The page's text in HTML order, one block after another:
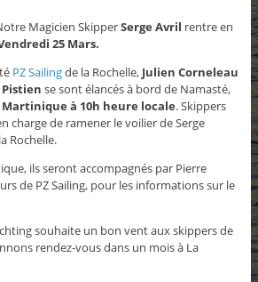
Magicien SkipperSerge Avril rentre en
25 Mars.
PZ Sailingde la Rochelle, Julien Corneleau
se sont élancés à bord de Namasté,
à 10h heure locale. Skippers
charge de ramener le voilier de Serge
Rochelle.
ils seront accompagnés par Pierre
de PZ Sailing, pour les informations sur le
souhaite un bon vent aux skippers de
rendez-vous dans un mois à La